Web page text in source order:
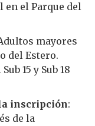
el Parque del
mayores
del Estero.
15 y Sub 18
inscripción:
de la